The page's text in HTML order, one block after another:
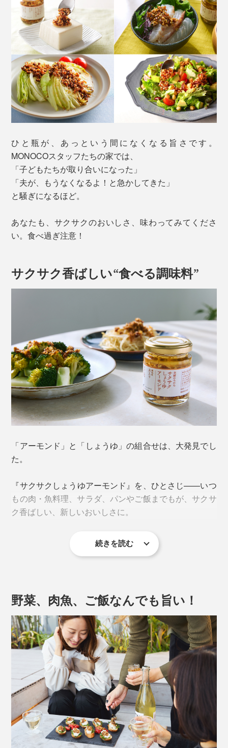
ひと瓶が、あっという間になくなる旨さです。
MONOCOスタッフたちの家では、
「子どもたちが取り合いになった」
「夫が、もうなくなるよ！と急かしてきた」
と騒ぎになるほど。
あなたも、サクサクのおいしさ、味わってみてくださ
い。食べ過ぎ注意！
サクサク香ばしい“食べる調味料”
「アーモンド」と「しょうゆ」の組合せは、大発見でし
た。
『サクサクしょうゆアーモンド』を、ひとさじ——いつ
もの肉・魚料理、サラダ、パンやご飯までもが、サクサ
ク香ばしい、新しいおいしさに。
どうして、こんなにサクサクおいしいの？
続きを読む
野菜、肉魚、ご飯なんでも旨い！